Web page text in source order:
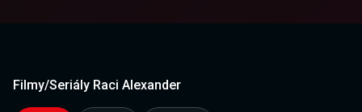
Filmy/Seriály Raci Alexander